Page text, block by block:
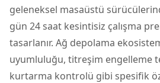
geleneksel masaüstü
gün 24 saat kesintisiz çalışma
tasarlanır. Ağ depolama
uyumluluğu, titreşim engelleme
kurtarma kontrolü gibi spesifik